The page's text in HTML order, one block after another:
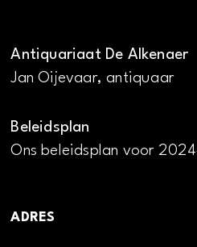
Antiquariaat De Alkenaer
Jan Oijevaar, antiquaar
Beleidsplan
Ons beleidsplan voor
ADRES